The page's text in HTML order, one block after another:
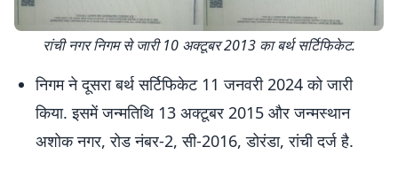
रांची नगर निगम से जारी 10 अक्टूबर 2013 का बर्थ सर्टिफिकेट.
निगम ने दूसरा बर्थ सर्टिफिकेट 11 जनवरी 2024 को जारी
किया. इसमें जन्मतिथि 13 अक्टूबर 2015 और जन्मस्थान
अशोक नगर, रोड नंबर-2, सी-2016, डोरंडा, रांची दर्ज है.